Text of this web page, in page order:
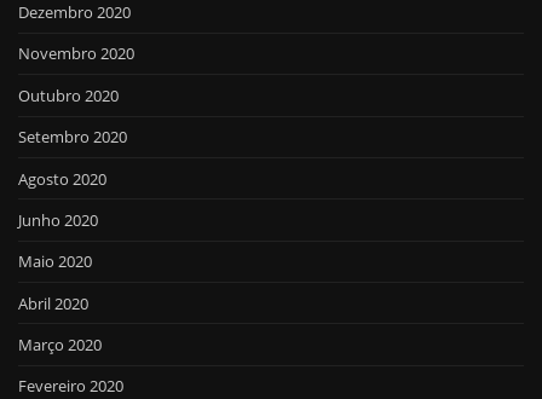
Dezembro 2020
Novembro 2020
Outubro 2020
Setembro 2020
Agosto 2020
Junho 2020
Maio 2020
Abril 2020
Março 2020
Fevereiro 2020